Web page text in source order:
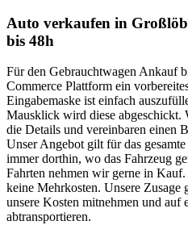
Auto verkaufen in
bis 48h
Für den Gebrauchtwagen Ankauf
Commerce Plattform ein
Eingabemaske ist einfach
Mausklick wird diese abgeschickt.
die Details und vereinbaren einen
Unser Angebot gilt für das
immer dorthin, wo das Fahrzeug
Fahrten nehmen wir gerne in
keine Mehrkosten. Unsere Zusage
unsere Kosten mitnehmen und auf
abtransportieren.